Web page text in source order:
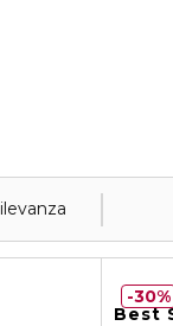
Best
30%